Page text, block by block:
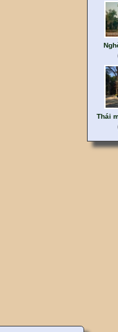
Thái